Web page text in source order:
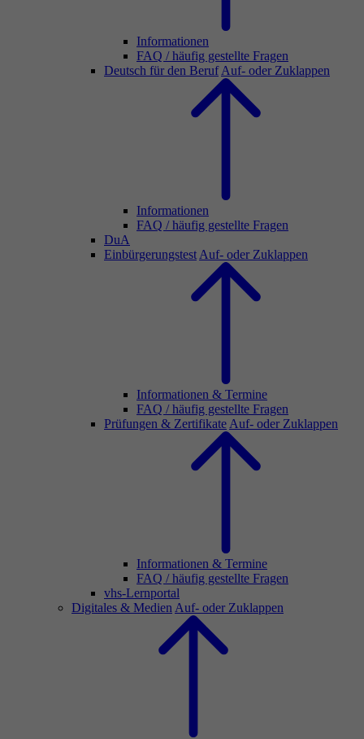
Informationen
FAQ / häufig gestellte Fragen
Deutsch für den Beruf Auf- oder Zuklappen
Informationen
FAQ / häufig gestellte Fragen
DuA
Einbürgerungstest Auf- oder Zuklappen
Informationen & Termine
FAQ / häufig gestellte Fragen
Prüfungen & Zertifikate Auf- oder Zuklappen
Informationen & Termine
FAQ / häufig gestellte Fragen
vhs-Lernportal
Digitales & Medien Auf- oder Zuklappen